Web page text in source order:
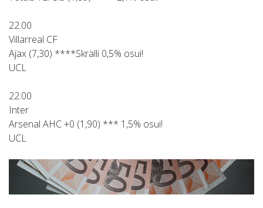
22.00
Villarreal CF
Ajax (7,30) ****Skrälli 0,5% osui!
UCL
22.00
Inter
Arsenal AHC +0 (1,90) *** 1,5% osui!
UCL